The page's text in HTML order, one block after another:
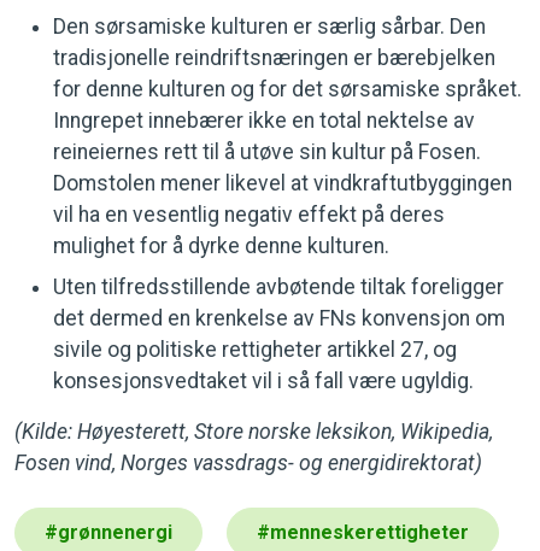
Den sørsamiske kulturen er særlig sårbar. Den
tradisjonelle reindriftsnæringen er bærebjelken
for denne kulturen og for det sørsamiske språket.
Inngrepet innebærer ikke en total nektelse av
reineiernes rett til å utøve sin kultur på Fosen.
Domstolen mener likevel at vindkraftutbyggingen
vil ha en vesentlig negativ effekt på deres
mulighet for å dyrke denne kulturen.
Uten tilfredsstillende avbøtende tiltak foreligger
det dermed en krenkelse av FNs konvensjon om
sivile og politiske rettigheter artikkel 27, og
konsesjonsvedtaket vil i så fall være ugyldig.
(Kilde: Høyesterett, Store norske leksikon, Wikipedia,
Fosen vind, Norges vassdrags- og energidirektorat)
#grønnenergi #menneskerettigheter